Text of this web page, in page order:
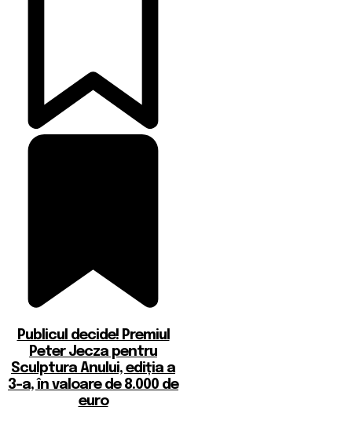
Publicul decide! Premiul
Peter Jecza pentru
Sculptura Anului, ediția a
3-a, în valoare de 8.000 de
euro